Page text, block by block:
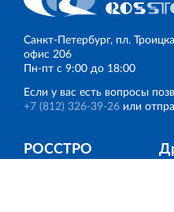
Санкт‐Петербург, пл.
офис 206
Пн‐пт с 9:00 до 18:00
Если у вас есть вопросы
+7 (812) 326‐39‐26 или
РОССТРО